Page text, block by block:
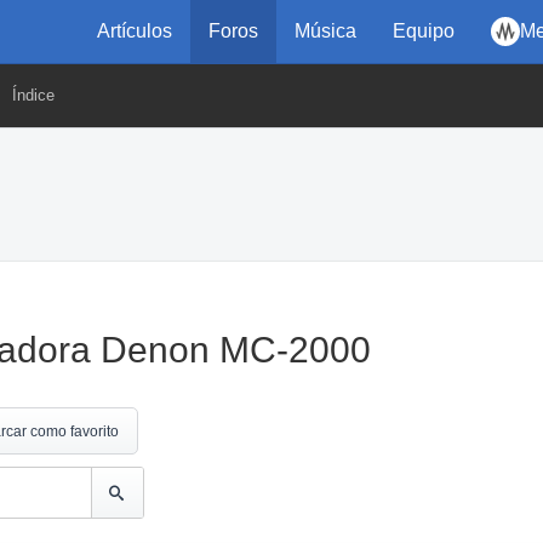
Artículos Foros Música Equipo
Índice
Denon MC-2000
como favorito